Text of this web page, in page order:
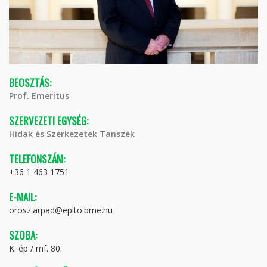
BEOSZTÁS:
Prof. Emeritus
SZERVEZETI EGYSÉG:
Hidak és Szerkezetek Tanszék
TELEFONSZÁM:
+36 1 463 1751
E-MAIL:
orosz.arpad@epito.bme.hu
SZOBA:
K. ép / mf. 80.